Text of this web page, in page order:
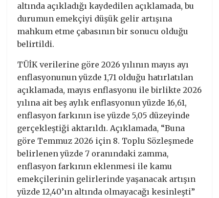
altında açıkladığı kaydedilen açıklamada, bu
durumun emekçiyi düşük gelir artışına
mahkum etme çabasının bir sonucu olduğu
belirtildi.
TÜİK verilerine göre 2026 yılının mayıs ayı
enflasyonunun yüzde 1,71 olduğu hatırlatılan
açıklamada, mayıs enflasyonu ile birlikte 2026
yılına ait beş aylık enflasyonun yüzde 16,61,
enflasyon farkının ise yüzde 5,05 düzeyinde
gerçekleştiği aktarıldı. Açıklamada, “Buna
göre Temmuz 2026 için 8. Toplu Sözleşmede
belirlenen yüzde 7 oranındaki zamma,
enflasyon farkının eklenmesi ile kamu
emekçilerinin gelirlerinde yaşanacak artışın
yüzde 12,40’ın altında olmayacağı kesinleşti”